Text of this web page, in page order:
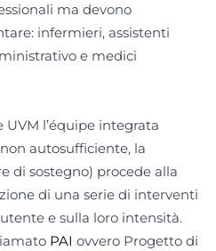
ma devono
infermieri, assistenti
e medici
l’équipe integrata
autosufficiente, la
di sostegno) procede alla
di una serie di interventi
e sulla loro intensità.
PAI ovvero Progetto di